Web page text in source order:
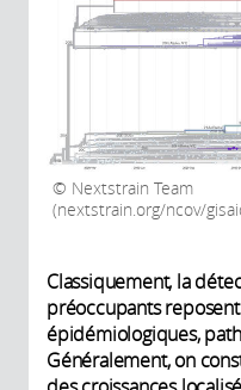
Nextstrain Team
(nextstrain.org/ncov/
Classiquement, la
préoccupants
épidémiologiques,
Généralement, on